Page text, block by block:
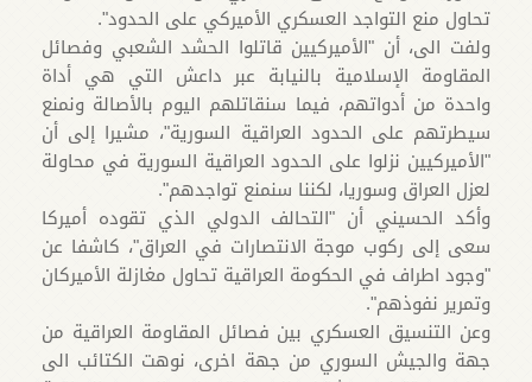
تحاول منع التواجد العسكري الأميركي على الحدود".
ولفت الى، أن "الأميركيين قاتلوا الحشد الشعبي وفصائل
المقاومة الإسلامية بالنيابة عبر داعش التي هي أداة
واحدة من أدواتهم، فيما سنقاتلهم اليوم بالأصالة ونمنع
سيطرتهم على الحدود العراقية السورية"، مشيرا إلى أن
"الأميركيين نزلوا على الحدود العراقية السورية في محاولة
لعزل العراق وسوريا، لكننا سنمنع تواجدهم".
وأكد الحسيني أن "التحالف الدولي الذي تقوده أميركا
سعى إلى ركوب موجة الانتصارات في العراق"، كاشفا عن
"وجود اطراف في الحكومة العراقية تحاول مغازلة الأميركان
وتمرير نفوذهم".
وعن التنسيق العسكري بين فصائل المقاومة العراقية من
جهة والجيش السوري من جهة اخرى، نوهت الكتائب الى